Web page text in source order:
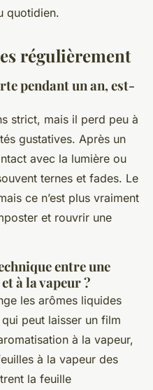
quotidien.
régulièrement
pendant un an, est-
strict, mais il perd peu à
gustatives. Après un
avec la lumière ou
ternes et fades. Le
ce n’est plus vraiment
et rouvrir une
entre une
à la vapeur ?
les arômes liquides
peut laisser un film
à la vapeur,
à la vapeur des
la feuille